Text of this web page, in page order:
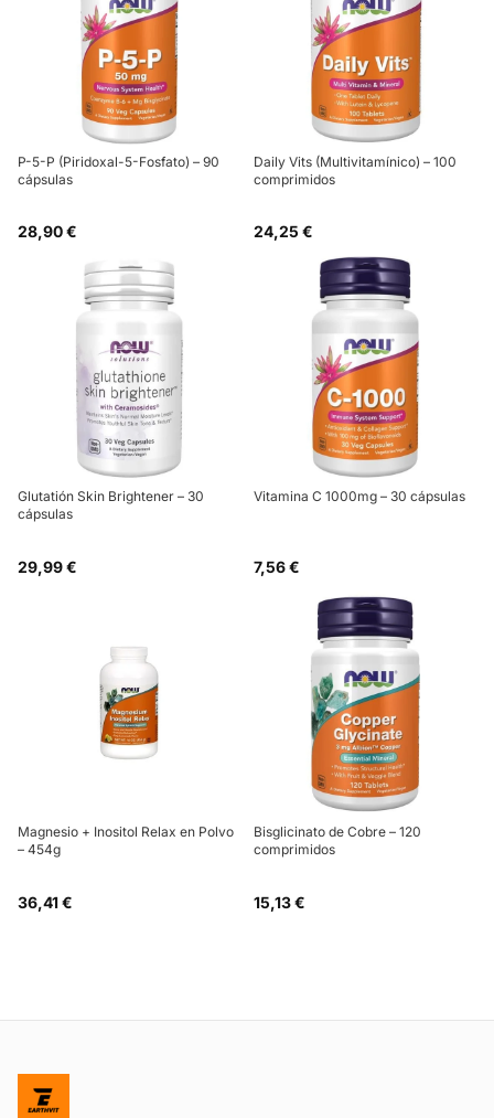
P-5-P (Piridoxal-5-Fosfato) – 90
cápsulas
28,90 €
Daily Vits (Multivitamínico) – 100
comprimidos
24,25 €
Glutatión Skin Brightener – 30
cápsulas
29,99 €
Vitamina C 1000mg – 30 cápsulas
7,56 €
Magnesio + Inositol Relax en Polvo
– 454g
36,41 €
Bisglicinato de Cobre – 120
comprimidos
15,13 €